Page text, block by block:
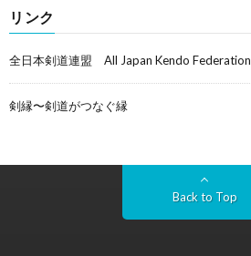
リンク
全日本剣道連盟 All Japan Kendo Federation
剣縁〜剣道がつなぐ縁
Back to Top